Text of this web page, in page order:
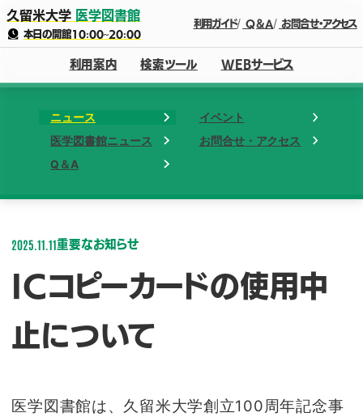
久留米大学 医学図書館
本日の開館10:00~20:00
利用案内 検索ツール WEBサービス
利用ガイド Q＆A お問合せ・アクセス
ニュース
イベント
医学図書館ニュース
お問合せ・アクセス
Q＆A
2025.11.11重要なお知らせ
ICコピーカードの使用中
止について
医学図書館は、久留米大学創立100周年記念事